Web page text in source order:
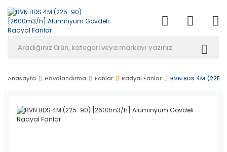
Anasayfa Havalandırma Fanlar Radyal Fanlar BVN BDS 4M